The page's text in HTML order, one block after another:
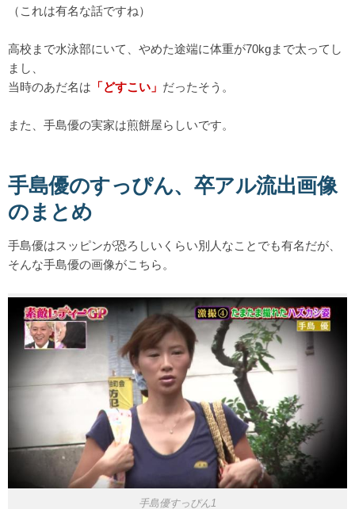
（これは有名な話ですね）
高校まで水泳部にいて、やめた途端に体重が70kgまで太ってし
まし、
当時のあだ名は 「どすこい」 だったそう。
また、手島優の実家は煎餅屋らしいです。
手島優のすっぴん、卒アル流出画像
のまとめ
手島優はスッピンが恐ろしいくらい別人なことでも有名だが、
そんな手島優の画像がこちら。
手島優すっぴん1